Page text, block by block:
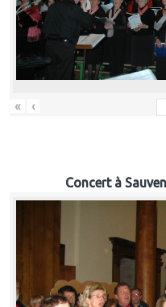
« ‹
Concert à